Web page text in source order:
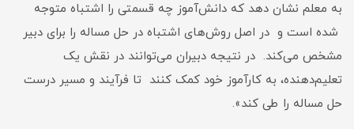
به معلم نشان دهد که دانش‌آموز چه قسمتی را اشتباه متوجه
شده است و در اصل روش‌های اشتباه در حل مساله را برای دبیر
مشخص می‌کند. در نتیجه دبیران می‌توانند در نقش یک
تعلیم‌دهنده، به کارآموز خود کمک کنند تا فرآیند و مسیر درست
حل مساله را طی کند».